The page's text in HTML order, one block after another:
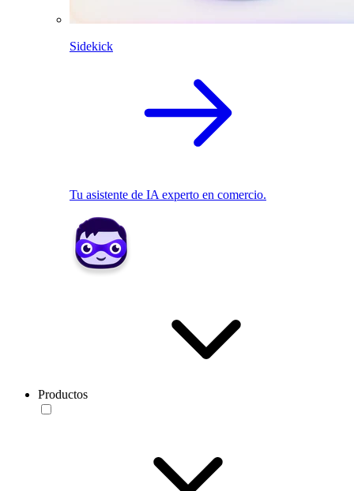
Sidekick
Tu asistente de IA experto en comercio.
Productos